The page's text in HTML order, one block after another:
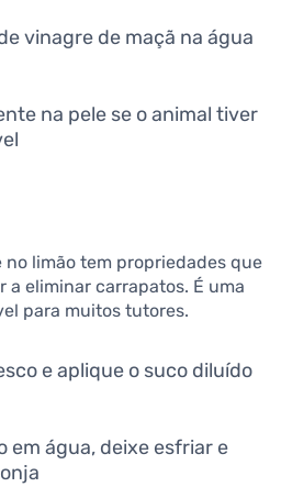
vinagre de maçã na água
na pele se o animal tiver
limão tem propriedades que
a eliminar carrapatos. É uma
para muitos tutores.
e aplique o suco diluído
em água, deixe esfriar e